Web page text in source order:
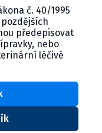
...
č. 40/1995
předepisovat
nebo
léčivé